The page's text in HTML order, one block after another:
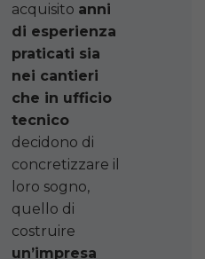
acquisito anni
di esperienza
praticati sia
nei cantieri
che in ufficio
tecnico
decidono di
concretizzare il
loro sogno,
quello di
costruire
un’impresa